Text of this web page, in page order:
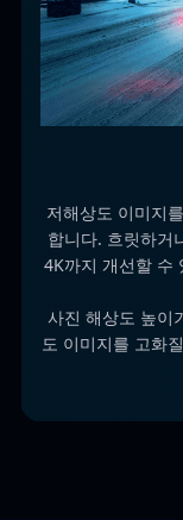
저해상도 이미지
합니다. 흐릿하거
4K까지 개선할 수
사진 해상도 높이
도 이미지를 고화